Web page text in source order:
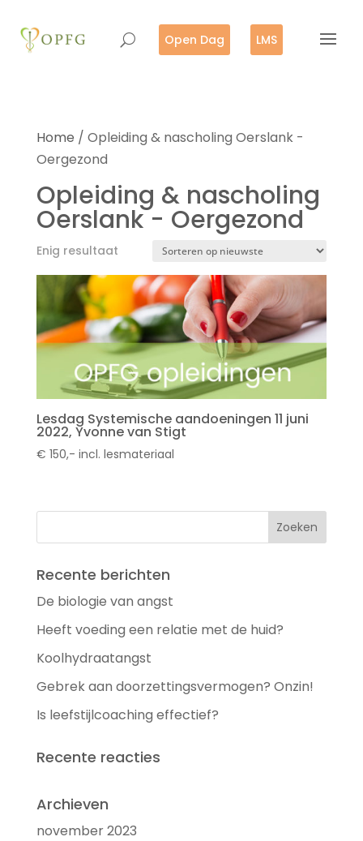
Open Dag LMS
Home / Opleiding & nascholing Oerslank -
Oergezond
Opleiding & nascholing
Oerslank - Oergezond
Enig resultaat
Lesdag Systemische aandoeningen 11 juni
2022, Yvonne van Stigt
€ 150,- incl. lesmateriaal
Recente berichten
De biologie van angst
Heeft voeding een relatie met de huid?
Koolhydraatangst
Gebrek aan doorzettingsvermogen? Onzin!
Is leefstijlcoaching effectief?
Recente reacties
Archieven
november 2023